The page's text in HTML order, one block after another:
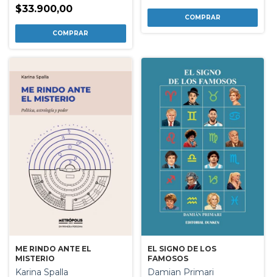
$33.900,00
ME RINDO ANTE EL
MISTERIO
Karina Spalla
EL SIGNO DE LOS
FAMOSOS
Damian Primari